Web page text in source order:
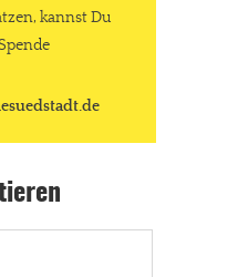
kannst Du